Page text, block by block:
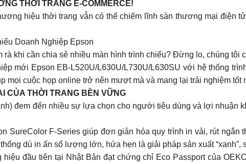
THỜI TRANG E-COMMERCE!
hiệu thời trang vẫn có thể chiếm lĩnh sàn thương mại điện
Doanh Nghiệp Epson
khi cần chia sẻ nhiều màn hình trình chiếu? Đừng lo, chúng tôi
mới Epson EB-L520U/L630U/L730U/L630SU với hệ thống
mọi cuộc họp online trở nên mượt mà và mang lại trải nghiệm
CỦA THỜI TRANG BỀN VỮNG
đem đến nhiều sự lựa chọn cho người tiêu dùng và lợi nhuận
SureColor F-Series giúp đơn giản hóa quy trình in vải, rút
dù in ấn số lượng lớn, hứa hẹn là giải pháp sản xuất “xanh”,
đầu tiên tại Nhật Bản đạt chứng chỉ Eco Passport của